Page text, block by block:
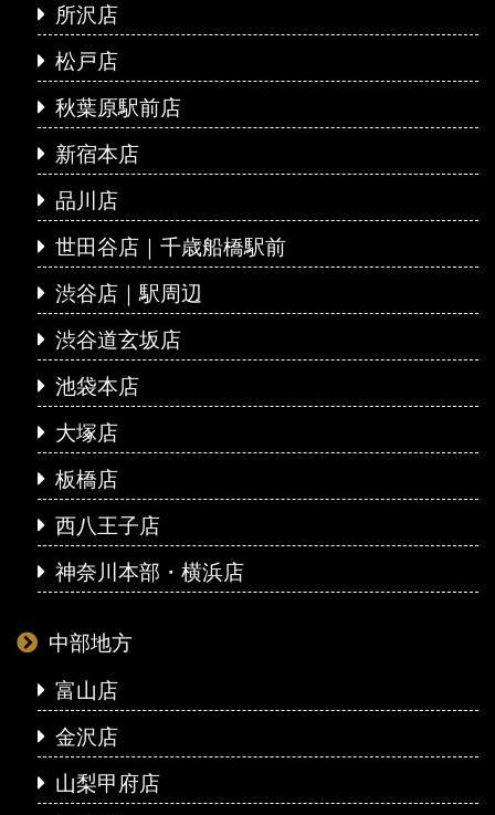
所沢店
松戸店
秋葉原駅前店
新宿本店
品川店
世田谷店｜千歳船橋駅前
渋谷店｜駅周辺
渋谷道玄坂店
池袋本店
大塚店
板橋店
西八王子店
神奈川本部・横浜店
中部地方
富山店
金沢店
山梨甲府店